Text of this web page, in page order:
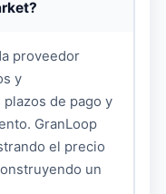
proveedor
y
de pago y
GranLoop
el precio
un